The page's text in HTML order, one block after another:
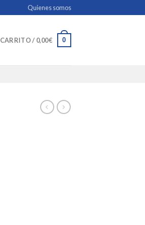
Quienes somos
CARRITO / 0,00€ 0